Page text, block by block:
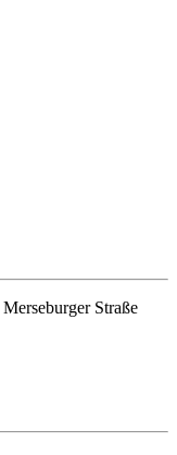
Merseburger Straße